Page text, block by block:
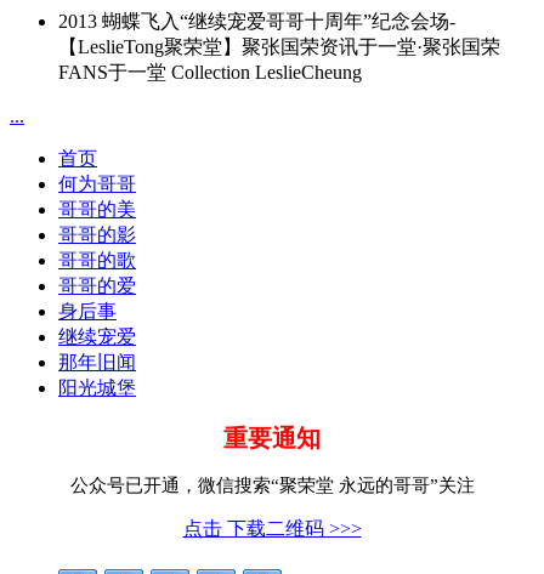
2013 蝴蝶飞入“继续宠爱哥哥十周年”纪念会场-
【LeslieTong聚荣堂】聚张国荣资讯于一堂·聚张国荣
FANS于一堂 Collection LeslieCheung
...
首页
何为哥哥
哥哥的美
哥哥的影
哥哥的歌
哥哥的爱
身后事
继续宠爱
那年旧闻
阳光城堡
重要通知
公众号已开通，微信搜索“聚荣堂 永远的哥哥”关注
点击 下载二维码 >>>